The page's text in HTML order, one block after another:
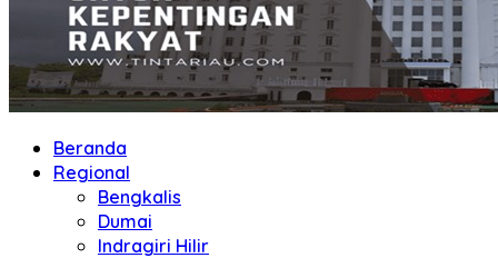
Beranda
Regional
Bengkalis
Dumai
Indragiri Hilir